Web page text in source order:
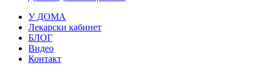
У ДОМА
Лекарски кабинет
БЛОГ
Видео
Контакт